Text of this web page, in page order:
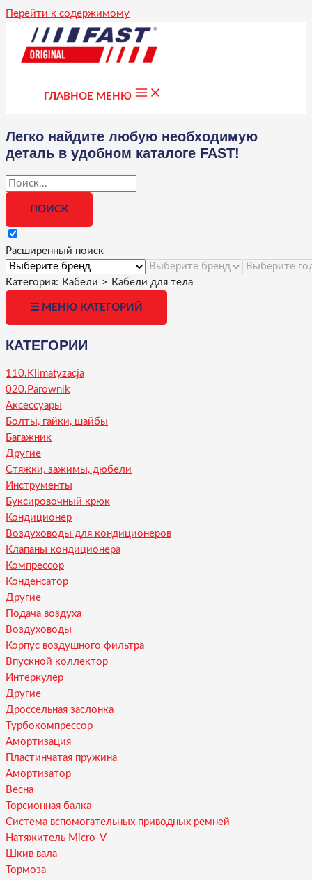
Перейти к содержимому
ГЛАВНОЕ МЕНЮ
Легко найдите любую необходимую
деталь в удобном каталоге FAST!
Расширенный поиск
Категория: Кабели > Кабели для тела
☰ МЕНЮ КАТЕГОРИЙ
КАТЕГОРИИ
110.Klimatyzacja
020.Parownik
Аксессуары
Болты, гайки, шайбы
Багажник
Другие
Стяжки, зажимы, дюбели
Инструменты
Буксировочный крюк
Кондиционер
Воздуховоды для кондиционеров
Клапаны кондиционера
Компрессор
Конденсатор
Другие
Подача воздуха
Воздуховоды
Корпус воздушного фильтра
Впускной коллектор
Интеркулер
Другие
Дроссельная заслонка
Турбокомпрессор
Амортизация
Пластинчатая пружина
Амортизатор
Весна
Торсионная балка
Система вспомогательных приводных ремней
Натяжитель Micro-V
Шкив вала
Тормоза